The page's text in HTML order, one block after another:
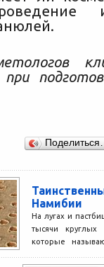
Намибии
На лугах и
тысячи круглых
которые